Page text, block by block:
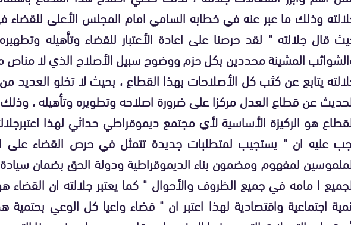
قال جلالته " لقد حرصنا على اعادة الأعتبار للقضاء وتأهيله
المشينة محددين بكل حزم ووضوح سبيل الأصلاح الذي لا
يتابع عن كثب كل الأصلاحات بهذا القطاع ، بحيث لا تخلو
عن قطاع العدل مركزا على ضرورة اصلاحه وتطويره وتأهيله ، وذلك
هو الركيزة الأساسية لأي مجتمع ديموقراطي حداثي لهذا
عليه ان " يستجيب لمتطلبات جديدة تتمثل في حرص القضاء على
لمفهوم ومضمون بناء الديموقراطية ودولة الحق بضمان
ا مامه في جميع الظروف والأحوال " كما يعتبر جلالته ان القضاء
اجتماعية واقتصادية لهذا اعتبر ان " قضاء واعيا كل الوعي بحتمية